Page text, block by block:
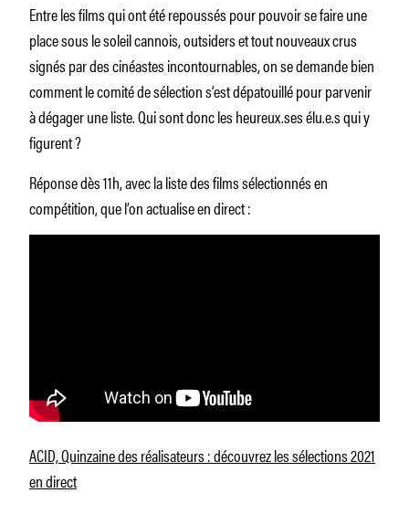
Entre les films qui ont été repoussés pour pouvoir se faire une
place sous le soleil cannois, outsiders et tout nouveaux crus
signés par des cinéastes incontournables, on se demande bien
comment le comité de sélection s’est dépatouillé pour parvenir
à dégager une liste. Qui sont donc les heureux.ses élu.e.s qui y
figurent ?
Réponse dès 11h, avec la liste des films sélectionnés en
compétition, que l’on actualise en direct :
ACID, Quinzaine des réalisateurs : découvrez les sélections 2021
en direct